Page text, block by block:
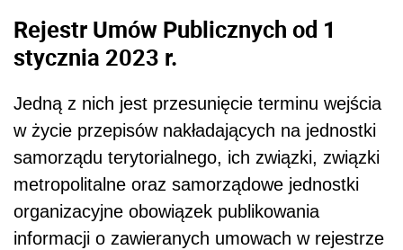
Rejestr Umów Publicznych od 1
stycznia 2023 r.
Jedną z nich jest przesunięcie terminu wejścia
w życie przepisów nakładających na jednostki
samorządu terytorialnego, ich związki, związki
metropolitalne oraz samorządowe jednostki
organizacyjne obowiązek publikowania
informacji o zawieranych umowach w rejestrze